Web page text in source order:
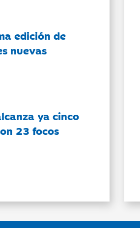
edición de
nuevas
ya cinco
23 focos